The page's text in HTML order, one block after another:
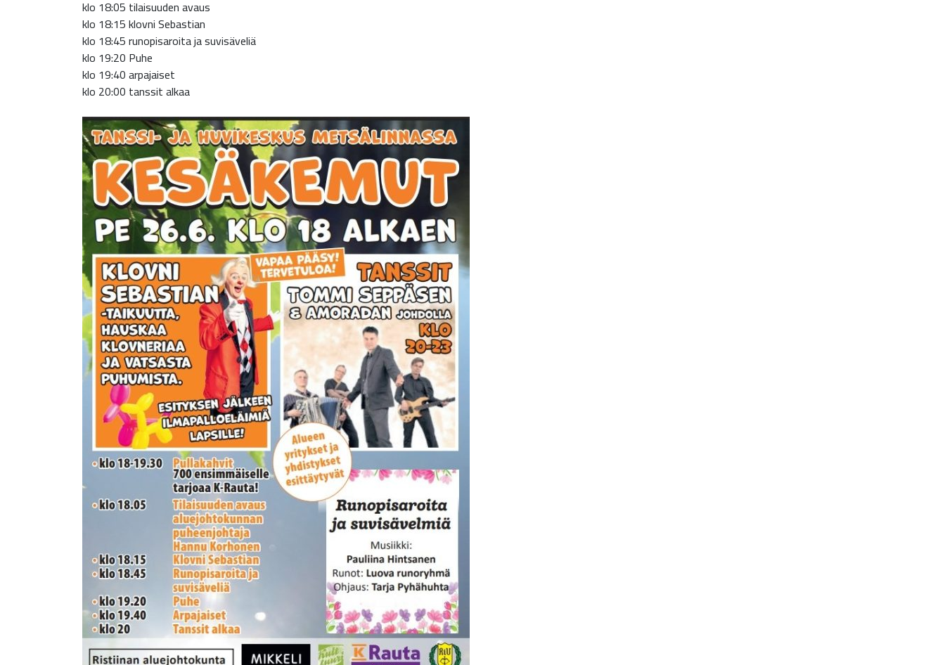
klo 18:05 tilaisuuden avaus
klo 18:15 klovni Sebastian
klo 18:45 runopisaroita ja suvisäveliä
klo 19:20 Puhe
klo 19:40 arpajaiset
klo 20:00 tanssit alkaa